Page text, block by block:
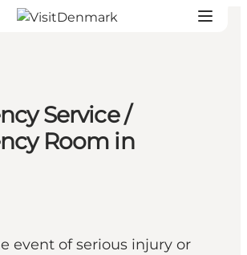
Service /
Room in
event of serious injury or